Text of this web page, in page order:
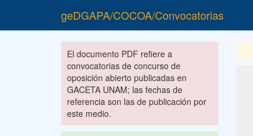
geDGAPA/COCOA/Convocatorias
El documento PDF refiere a
convocatorias de concurso de
oposición abierto publicadas en
GACETA UNAM; las fechas de
referencia son las de publicación por
este medio.